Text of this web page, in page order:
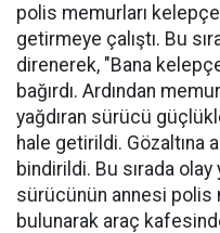
polis memurları
getirmeye çalıştı. Bu
direnerek, "Bana
bağırdı. Ardından
yağdıran sürücü
hale getirildi. Gözaltına
bindirildi. Bu sırada
sürücünün annesi polis
bulunarak araç